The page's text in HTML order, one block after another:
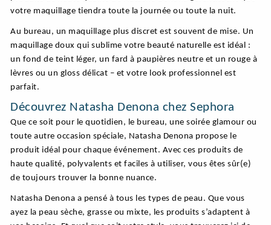
votre maquillage tiendra toute la journée ou toute la nuit.
Au bureau, un maquillage plus discret est souvent de mise. Un
maquillage doux qui sublime votre beauté naturelle est idéal :
un fond de teint léger, un fard à paupières neutre et un rouge à
lèvres ou un gloss délicat – et votre look professionnel est
parfait.
Découvrez Natasha Denona chez Sephora
Que ce soit pour le quotidien, le bureau, une soirée glamour ou
toute autre occasion spéciale, Natasha Denona propose le
produit idéal pour chaque événement. Avec ces produits de
haute qualité, polyvalents et faciles à utiliser, vous êtes sûr(e)
de toujours trouver la bonne nuance.
Natasha Denona a pensé à tous les types de peau. Que vous
ayez la peau sèche, grasse ou mixte, les produits s’adaptent à